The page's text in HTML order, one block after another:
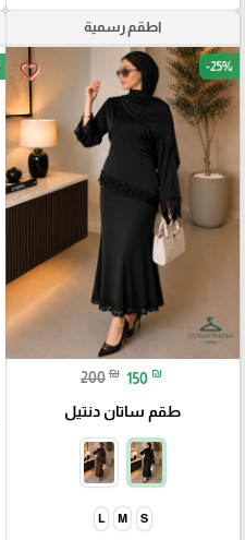
اطقم رسمية
favorite_border -25%
200 ₪ 150 ₪
طقم ساتان دنتيل
S
M
L